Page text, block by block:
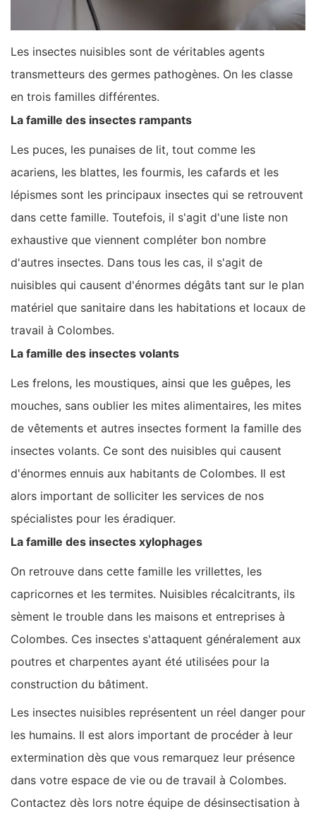
Les insectes nuisibles sont de véritables agents
transmetteurs des germes pathogènes. On les classe
en trois familles différentes.
La famille des insectes rampants
Les puces, les punaises de lit, tout comme les
acariens, les blattes, les fourmis, les cafards et les
lépismes sont les principaux insectes qui se retrouvent
dans cette famille. Toutefois, il s'agit d'une liste non
exhaustive que viennent compléter bon nombre
d'autres insectes. Dans tous les cas, il s'agit de
nuisibles qui causent d'énormes dégâts tant sur le plan
matériel que sanitaire dans les habitations et locaux de
travail à Colombes.
La famille des insectes volants
Les frelons, les moustiques, ainsi que les guêpes, les
mouches, sans oublier les mites alimentaires, les mites
de vêtements et autres insectes forment la famille des
insectes volants. Ce sont des nuisibles qui causent
d'énormes ennuis aux habitants de Colombes. Il est
alors important de solliciter les services de nos
spécialistes pour les éradiquer.
La famille des insectes xylophages
On retrouve dans cette famille les vrillettes, les
capricornes et les termites. Nuisibles récalcitrants, ils
sèment le trouble dans les maisons et entreprises à
Colombes. Ces insectes s'attaquent généralement aux
poutres et charpentes ayant été utilisées pour la
construction du bâtiment.
Les insectes nuisibles représentent un réel danger pour
les humains. Il est alors important de procéder à leur
extermination dès que vous remarquez leur présence
dans votre espace de vie ou de travail à Colombes.
Contactez dès lors notre équipe de désinsectisation à